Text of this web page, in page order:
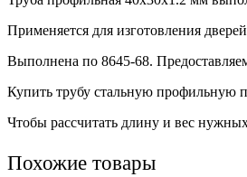
Применяется для изготовления
Выполнена по 8645-68.
Купить трубу стальную профильную
Чтобы рассчитать длину и вес
Похожие товары